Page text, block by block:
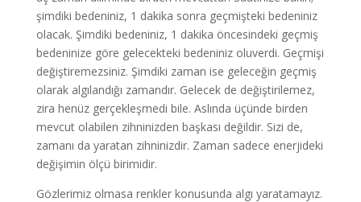
şimdiki bedeniniz, 1 dakika sonra geçmişteki bedeniniz
olacak. Şimdiki bedeniniz, 1 dakika öncesindeki geçmiş
bedeninize göre gelecekteki bedeniniz oluverdi. Geçmişi
değiştiremezsiniz. Şimdiki zaman ise geleceğin geçmiş
olarak algılandığı zamandır. Gelecek de değiştirilemez,
zira henüz gerçekleşmedi bile. Aslında üçünde birden
mevcut olabilen zihninizden başkası değildir. Sizi de,
zamanı da yaratan zihninizdir. Zaman sadece enerjideki
değişimin ölçü birimidir.
Gözlerimiz olmasa renkler konusunda algı yaratamayız.